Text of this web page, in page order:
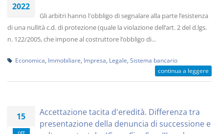
2022
Gli arbitri hanno l'obbligo di segnalare alla parte l’esistenza
di una nullità c.d. di protezione (quale la violazione dell’art. 2 del d.lgs.
n. 122/2005, che impone al costruttore l’obbligo di...
Economica Immobiliare Impresa Legale Sistema bancario
continua a leggere
15
ott
Accettazione tacita d'eredità. Differenza tra
presentazione della denuncia di successione e